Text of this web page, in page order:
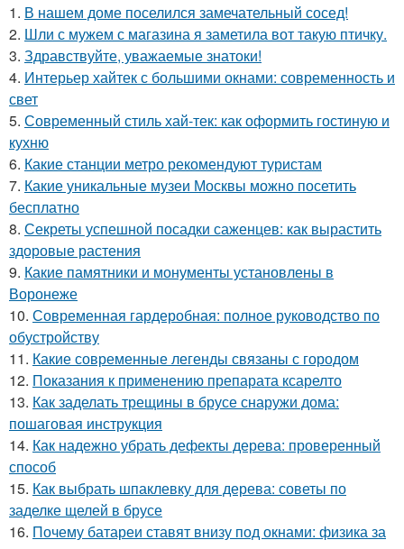
1. В нашем доме поселился замечательный сосед!
2. Шли с мужем с магазина я заметила вот такую птичку.
3. Здравствуйте, уважаемые знатоки!
4. Интерьер хайтек с большими окнами: современность и
свет
5. Современный стиль хай-тек: как оформить гостиную и
кухню
6. Какие станции метро рекомендуют туристам
7. Какие уникальные музеи Москвы можно посетить
бесплатно
8. Секреты успешной посадки саженцев: как вырастить
здоровые растения
9. Какие памятники и монументы установлены в
Воронеже
10. Современная гардеробная: полное руководство по
обустройству
11. Какие современные легенды связаны с городом
12. Показания к применению препарата ксарелто
13. Как заделать трещины в брусе снаружи дома:
пошаговая инструкция
14. Как надежно убрать дефекты дерева: проверенный
способ
15. Как выбрать шпаклевку для дерева: советы по
заделке щелей в брусе
16. Почему батареи ставят внизу под окнами: физика за